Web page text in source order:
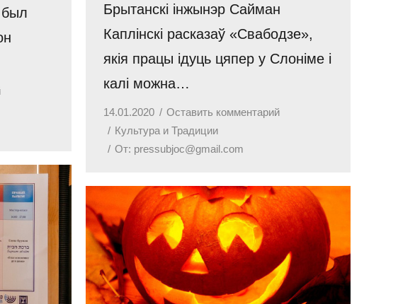
был
Брытанскі інжынэр Сайман
Каплінскі расказаў «Свабодзе»,
якія працы ідуць цяпер у Слоніме і
калі можна…
14.01.2020
Оставить комментарий
Культура и Традиции
От: pressubjoc@gmail.com